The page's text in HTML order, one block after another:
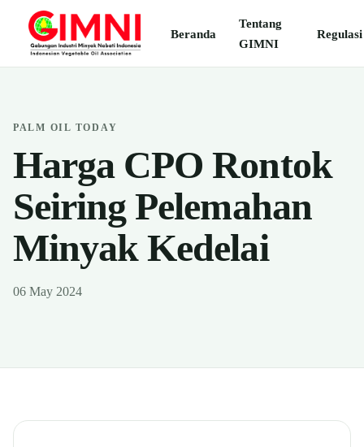
Beranda
Tentang
GIMNI
Regulasi
PALM OIL TODAY
Harga CPO Rontok
Seiring Pelemahan
Minyak Kedelai
06 May 2024